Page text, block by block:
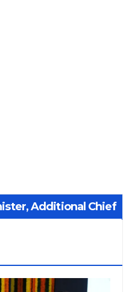
Additional Chief